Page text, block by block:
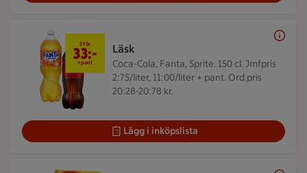
Läsk
Coca-Cola, Fanta, Sprite. 150 cl. Jmfpris
2:75/liter, 11:00/liter + pant. Ord.pris
20:28-20:78 kr.
2 för 33 kr
2 för
33:-
+pant
Lägg i inköpslista